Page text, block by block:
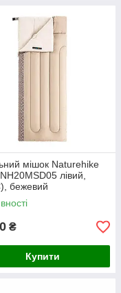
мішок Naturehike
лівий,
бежевий
₴
Купити